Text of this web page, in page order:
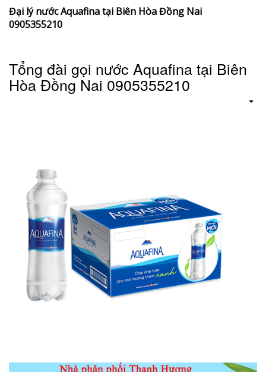
Đại lý nước Aquafina tại Biên Hòa Đồng Nai
0905355210
Tổng đài gọi nước Aquafina tại Biên
Hòa Đồng Nai 0905355210